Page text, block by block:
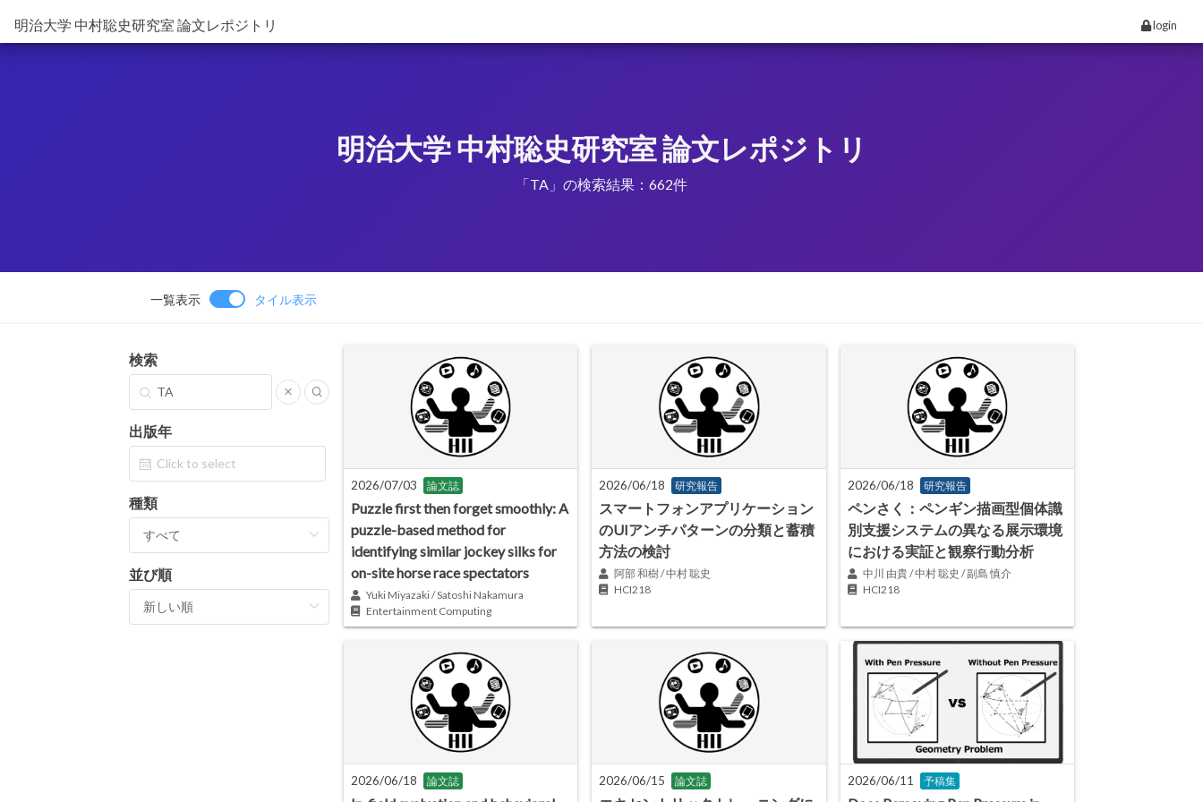
明治大学 中村聡史研究室 論文レポジトリ login
明治大学 中村聡史研究室 論文レポジトリ
「TA」の検索結果：662件
一覧表示 タイル表示
検索
出版年
種類
並び順
2026/07/03 論文誌
Puzzle first then forget smoothly: A
puzzle-based method for
identifying similar jockey silks for
on-site horse race spectators
Yuki Miyazaki / Satoshi Nakamura
Entertainment Computing
2026/06/18 研究報告
スマートフォンアプリケーション
のUIアンチパターンの分類と蓄積
方法の検討
阿部 和樹 / 中村 聡史
HCI218
2026/06/18 研究報告
ペンさく：ペンギン描画型個体識
別支援システムの異なる展示環境
における実証と観察行動分析
中川 由貴 / 中村 聡史 / 副島 慎介
HCI218
2026/06/18 論文誌 2026/06/15 論文誌 2026/06/11 予稿集